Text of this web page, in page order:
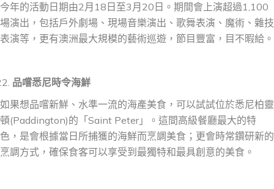
今年的活動日期由2月18日至3月20日。期間會上演超過1,100
場演出，包括戶外劇場、現場音樂演出、歌舞表演、魔術、雜技
表演等，更有澳洲最大規模的藝術巡遊，節目豐富，目不暇給。
品嚐悉尼時令海鮮
如果想品嚐新鮮、水準一流的海產美食，可以試試位於悉尼柏靈
頓(Paddington)的「Saint Peter」。這間高級餐廳最大的特
色，是會根據當日所捕獲的海鮮而烹調美食；更會時常鑽研新的
烹調方式，確保食客可以享受到最獨特和最具創意的美食。